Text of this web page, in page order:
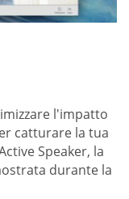
l'impatto
catturare la tua
Speaker, la
durante la